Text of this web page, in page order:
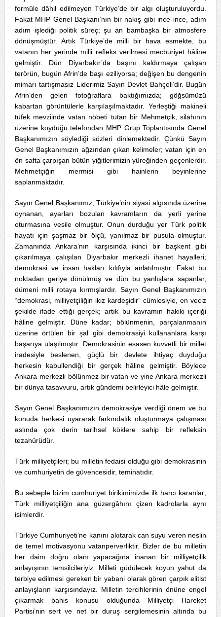
formüle dâhil edilmeyen Türkiye’de bir algı oluşturuluyordu.
Fakat MHP Genel Başkanı’nın bir nakış gibi ince ince, adım
adım işlediği politik süreç; şu an bambaşka bir atmosfere
dönüşmüştür. Artık Türkiye’de milli bir hava esmekte, bu
vatanın her yerinde milli refleks verilmesi mecburiyet hâline
gelmiştir. Dün Diyarbakır’da başını kaldırmaya çalışan
terörün, bugün Afrin’de başı eziliyorsa; değişen bu dengenin
mimarı tartışmasız Liderimiz Sayın Devlet Bahçeli’dir. Bugün
Afrin’den gelen fotoğraflara baktığımızda; göğsümüzü
kabartan görüntülerle karşılaşılmaktadır. Yerleştiği makineli
tüfek mevziinde vatan nöbeti tutan bir Mehmetçik, silahının
üzerine koyduğu telefondan MHP Grup Toplantısında Genel
Başkanımızın söylediği sözleri dinlemektedir. Çünkü Sayın
Genel Başkanımızın ağzından çıkan kelimeler; vatan için en
ön safta çarpışan bütün yiğitlerimizin yüreğinden geçenlerdir.
Mehmetçiğin mermisi gibi hainlerin beyinlerine
saplanmaktadır.
Sayın Genel Başkanımız; Türkiye’nin siyasi algısında üzerine
oynanan, ayarları bozulan kavramların da yerli yerine
oturmasına vesile olmuştur. Onun durduğu yer Türk politik
hayatı için şaşmaz bir ölçü, yanılmaz bir pusula olmuştur.
Zamanında Ankara’nın karşısında ikinci bir başkent gibi
çıkarılmaya çalışılan Diyarbakır merkezli ihanet hayalleri;
demokrasi ve insan hakları kılıfıyla anlatılmıştır. Fakat bu
noktadan geriye dönülmüş ve dün bu yanlışlara sapanlar,
dümeni milli rotaya kırmışlardır. Sayın Genel Başkanımızın
“demokrasi, milliyetçiliğin ikiz kardeşidir” cümlesiyle, en veciz
şekilde ifade ettiği gerçek; artık bu kavramın hakiki içeriği
hâline gelmiştir. Düne kadar; bölünmenin, parçalanmanın
üzerine örtülen bir şal gibi demokrasiyi kullananlara karşı
başarıya ulaşılmıştır. Demokrasinin esasen kuvvetli bir millet
iradesiyle beslenen, güçlü bir devlete ihtiyaç duyduğu
herkesin kabullendiği bir gerçek hâline gelmiştir. Böylece
Ankara merkezli bölünmez bir vatan ve yine Ankara merkezli
bir dünya tasavvuru, artık gündemi belirleyici hâle gelmiştir.
Sayın Genel Başkanımızın demokrasiye verdiği önem ve bu
konuda herkesi uyararak farkındalık oluşturmaya çalışması
aslında çok derin tarihsel köklere sahip bir refleksin
tezahürüdür.
Türk milliyetçileri; bu milletin fedaisi olduğu gibi demokrasinin
ve cumhuriyetin de güvencesidir, teminatıdır.
Bu sebeple bizim cumhuriyet birikimimizde ilk harcı karanlar;
Türk milliyetçiliğin ana güzergâhını çizen kadrolarla aynı
isimlerdir.
Türkiye Cumhuriyeti’ne kanını akıtarak can suyu veren neslin
de temel motivasyonu vatanperverliktir. Bizler de bu milletin
her daim doğru olanı yapacağına inanan bir milliyetçilik
anlayışının temsilcileriyiz. Milleti güdülecek koyun yahut da
terbiye edilmesi gereken bir yabani olarak gören çarpık elitist
anlayışların karşısındayız. Milletin tercihlerinin önüne engel
çıkarmak bahis konusu olduğunda Milliyetçi Hareket
Partisi’nin sert ve net bir duruş sergilemesinin altında bu